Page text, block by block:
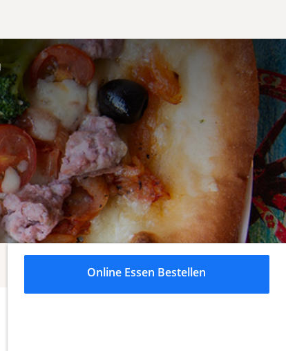
Alkoholfreie Getränke
Online Essen Bestellen